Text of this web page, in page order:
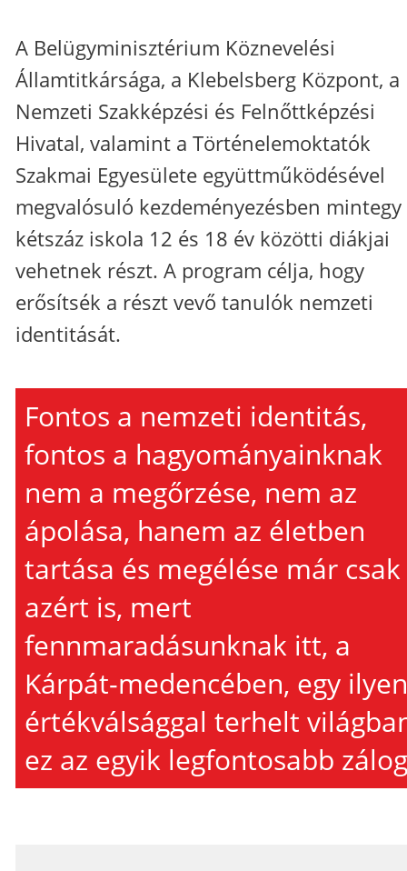
A Belügyminisztérium Köznevelési
Államtitkársága, a Klebelsberg Központ, a
Nemzeti Szakképzési és Felnőttképzési
Hivatal, valamint a Történelemoktatók
Szakmai Egyesülete együttműködésével
megvalósuló kezdeményezésben mintegy
kétszáz iskola 12 és 18 év közötti diákjai
vehetnek részt. A program célja, hogy
erősítsék a részt vevő tanulók nemzeti
identitását.
Fontos a nemzeti identitás,
fontos a hagyományainknak
nem a megőrzése, nem az
ápolása, hanem az életben
tartása és megélése már csak
azért is, mert
fennmaradásunknak itt, a
Kárpát-medencében, egy ilyen
értékválsággal terhelt
ez az egyik legfontosabb